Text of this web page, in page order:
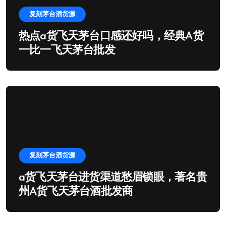
复刻茅台酒货源
热点a货飞天茅台口感还好吗，经典A货
一比一飞天茅台批发
复刻茅台酒货源
a货飞天茅台进货渠道愁眉锁眼，著名贵
州A货飞天茅台酒批发商